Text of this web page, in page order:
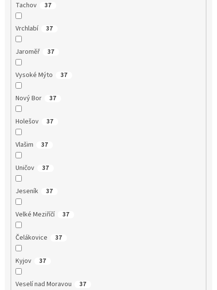
Tachov 37
Vrchlabí 37
Jaroměř 37
Vysoké Mýto 37
Nový Bor 37
Holešov 37
Vlašim 37
Uničov 37
Jeseník 37
Velké Meziříčí 37
Čelákovice 37
Kyjov 37
Veselí nad Moravou 37